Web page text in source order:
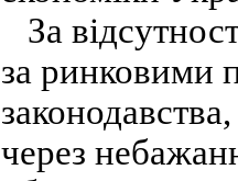
За
за ринковими
через